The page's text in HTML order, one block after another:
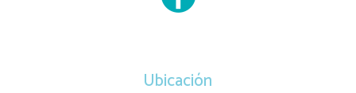
Ubicación